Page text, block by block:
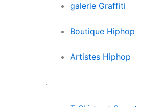
galerie Graffiti
Boutique Hiphop
Artistes Hiphop
.